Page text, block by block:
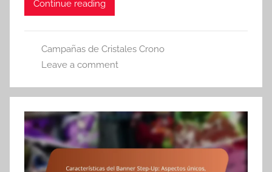
Continue reading
Campañas de Cristales Crono
Leave a comment